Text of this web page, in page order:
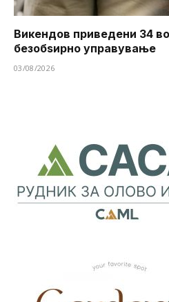
Викендов приведени 34
безобѕирно управување
03/08/2026